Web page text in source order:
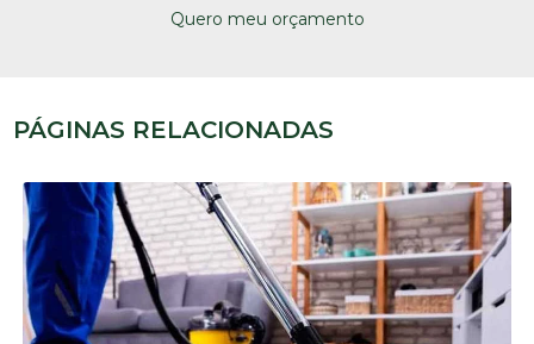
Quero meu orçamento
PÁGINAS RELACIONADAS